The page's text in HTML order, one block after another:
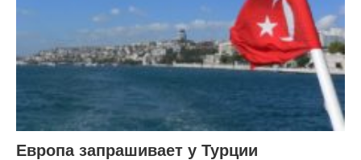
Европа запрашивает у Турции